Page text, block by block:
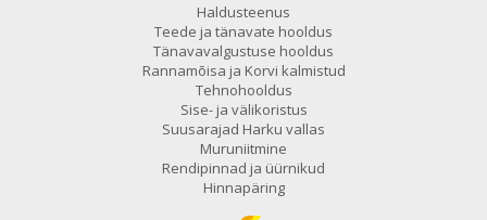
Haldusteenus
Teede ja tänavate hooldus
Tänavavalgustuse hooldus
Rannamõisa ja Korvi kalmistud
Tehnohooldus
Sise- ja välikoristus
Suusarajad Harku vallas
Muruniitmine
Rendipinnad ja üürnikud
Hinnapäring